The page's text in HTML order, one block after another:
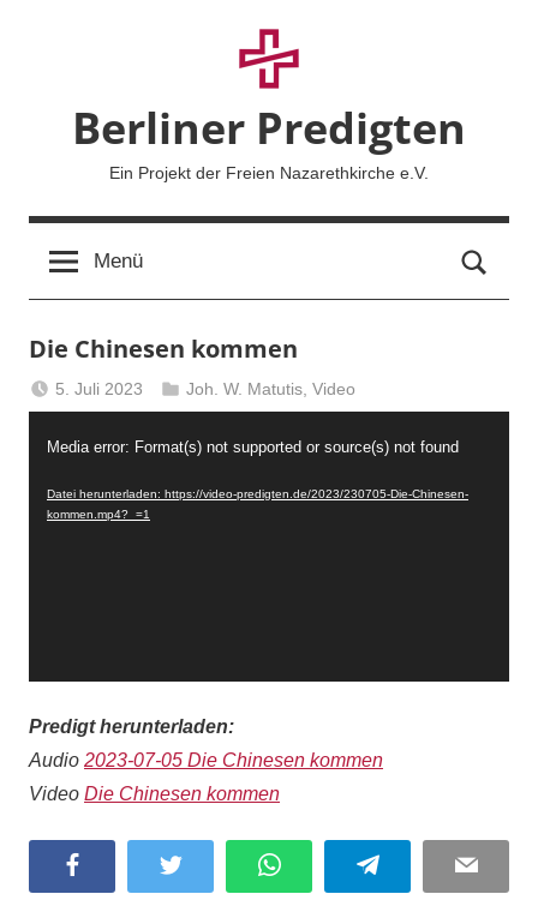
Berliner Predigten
Ein Projekt der Freien Nazarethkirche e.V.
Menü
Die Chinesen kommen
5. Juli 2023
Berliner
Predigten
Joh. W. Matutis ,Video
Media error: Format(s) not supported or source(s) not found
Datei herunterladen: https://video-predigten.de/2023/230705-Die-Chinesen-
kommen.mp4?_=1
Predigt herunterladen:
Audio 2023-07-05 Die Chinesen kommen
Video Die Chinesen kommen
Facebook Twitter WhatsApp Telegram Email